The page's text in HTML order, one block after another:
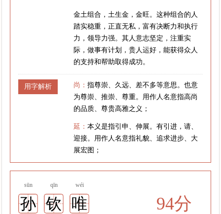
金土组合，土生金，金旺。这种组合的人
踏实稳重，正直无私，富有决断力和执行
力，领导力强。其人意志坚定，注重实
际，做事有计划，贵人运好，能获得众人
的支持和帮助取得成功。
用字解析 尚：指尊崇、久远、差不多等意思。也意
为尊崇、推崇、尊重。用作人名意指高尚
的品质、尊贵高雅之义；
延：本义是指引申、伸展。有引进，请、
迎接。用作人名意指礼貌、追求进步、大
展宏图；
sūn qīn wéi
孙 钦 唯 94分